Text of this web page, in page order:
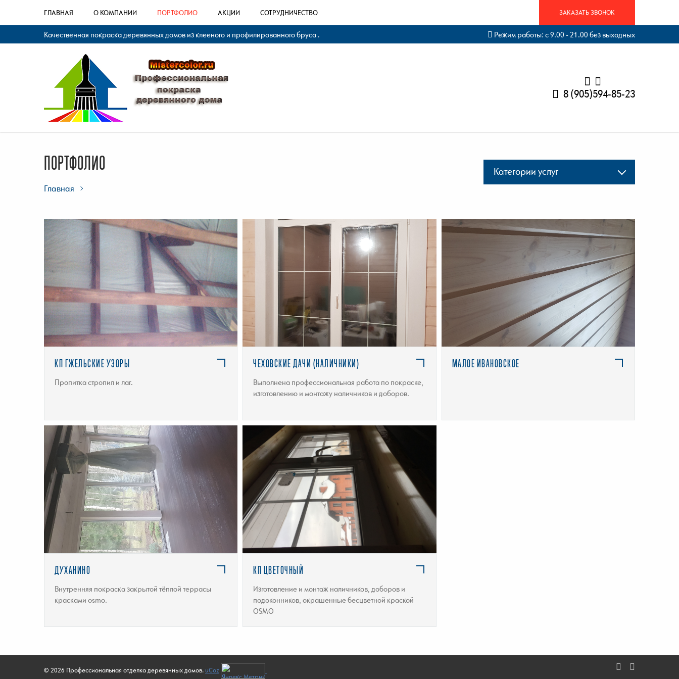
ЗАКАЗАТЬ ЗВОНОК
ГЛАВНАЯ О КОМПАНИИ ПОРТФОЛИО АКЦИИ СОТРУДНИЧЕСТВО
Качественная покраска деревянных домов из клееного и профилированного бруса . Режим работы: с 9.00 - 21.00 без выходных
8 (905)594-85-23
ПОРТФОЛИО
Главная
Категории услуг
ПОДРОБНЕЕ
КП ГЖЕЛЬСКИЕ УЗОРЫ
Пропитка стропил и лаг.
ПОДРОБНЕЕ
ЧЕХОВСКИЕ ДАЧИ (НАЛИЧНИКИ)
Выполнена профессиональная работа по покраске,
изготовлению и монтажу наличников и доборов.
ПОДРОБНЕЕ
МАЛОЕ ИВАНОВСКОЕ
ПОДРОБНЕЕ
ДУХАНИНО
Внутренняя покраска закрытой тёплой террасы
красками osmo.
ПОДРОБНЕЕ
КП ЦВЕТОЧНЫЙ
Изготовление и монтаж наличников, доборов и
подоконников, окрашенные бесцветной краской
OSMO
© 2026 Профессиональная отделка деревянных домов. uCoz